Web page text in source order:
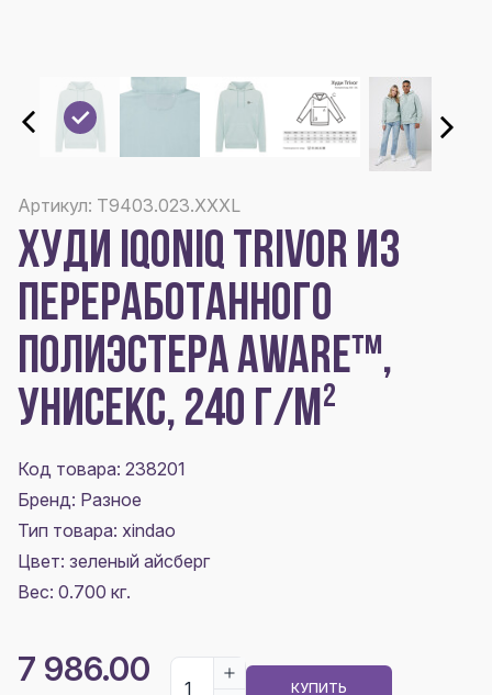
Артикул: T9403.023.XXXL
ХУДИ IQONIQ TRIVOR ИЗ
ПЕРЕРАБОТАННОГО
ПОЛИЭСТЕРА AWARE™,
УНИСЕКС, 240 Г/М²
Код товара: 238201
Бренд: Разное
Тип товара: xindao
Цвет: зеленый айсберг
Вес: 0.700 кг.
7 986.00
КУПИТЬ